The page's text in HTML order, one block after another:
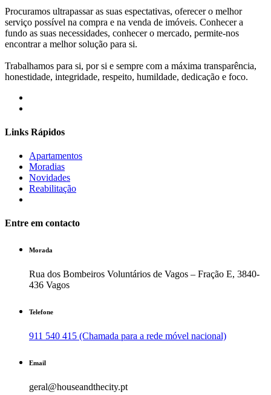
Procuramos ultrapassar as suas espectativas, oferecer o melhor
serviço possível na compra e na venda de imóveis. Conhecer a
fundo as suas necessidades, conhecer o mercado, permite-nos
encontrar a melhor solução para si.
Trabalhamos para si, por si e sempre com a máxima transparência,
honestidade, integridade, respeito, humildade, dedicação e foco.
Links Rápidos
Apartamentos
Moradias
Novidades
Reabilitação
Entre em contacto
Morada
Rua dos Bombeiros Voluntários de Vagos – Fração E, 3840-
436 Vagos
Telefone
911 540 415 (Chamada para a rede móvel nacional)
Email
geral@houseandthecity.pt